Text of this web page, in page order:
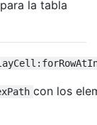
la tabla
con los